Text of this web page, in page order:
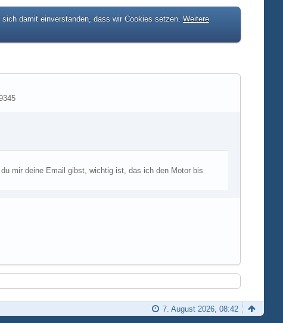
damit einverstanden, dass wir Cookies setzen. Weitere
mir deine Email gibst, wichtig ist, das ich den Motor bis
7. August 2026, 08:42